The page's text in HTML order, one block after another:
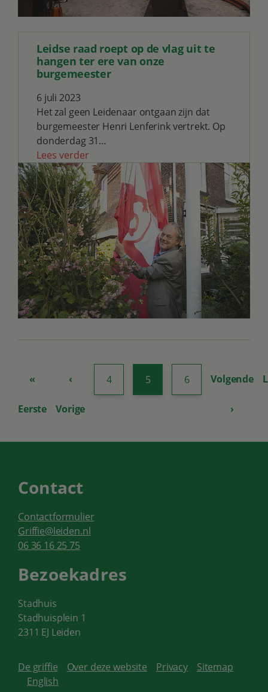
Leidse raad roept op de vlag uit te
hangen ter ere van onze
burgemeester
6 juli 2023
Het zal geen Leidenaar ontgaan zijn dat
burgemeester Henri Lenferink vertrekt. Op
donderdag 31…
Lees verder
«
Eerste
‹
Vorige
4 5 6 Volgende
›
Contact
Contactformulier
Griffie@leiden.nl
06 36 16 25 75
Bezoekadres
Stadhuis
Stadhuisplein 1
2311 EJ Leiden
De griffie Over deze website Privacy
Sitemap
English